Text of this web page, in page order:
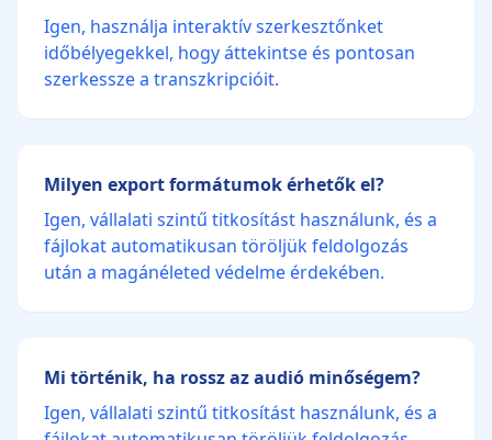
Igen, használja interaktív szerkesztőnket
időbélyegekkel, hogy áttekintse és pontosan
szerkessze a transzkripcióit.
Milyen export formátumok érhetők el?
Igen, vállalati szintű titkosítást használunk, és a
fájlokat automatikusan töröljük feldolgozás
után a magánéleted védelme érdekében.
Mi történik, ha rossz az audió minőségem?
Igen, vállalati szintű titkosítást használunk, és a